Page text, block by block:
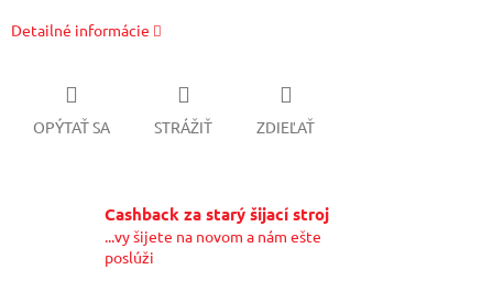
Detailné informácie
OPÝTAŤ SA STRÁŽIŤ ZDIEĽAŤ
Cashback za starý šijací stroj
...vy šijete na novom a nám ešte
poslúži